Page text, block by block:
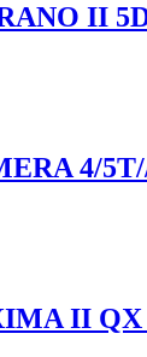
II
4/
II